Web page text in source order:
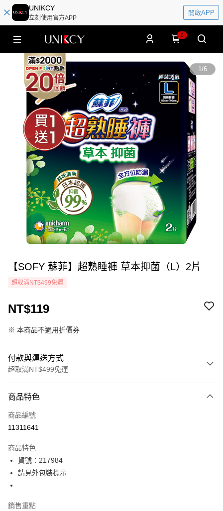
UNIKCY
立刻使用官方APP
開啟APP
0
1/6
【SOFY 蘇菲】超熟睡褲 草本抑菌（L）2片
超取滿NT$499免運
NT$119
※ 本商品不適用折價券
付款與運送方式
超取滿NT$499免運
icash Pay
信用卡一次付款
LINE Pay
Apple Pay
商品特色
商品編號
11311641
商品特色
貨號：217984
請見外包裝標示
銷售重點